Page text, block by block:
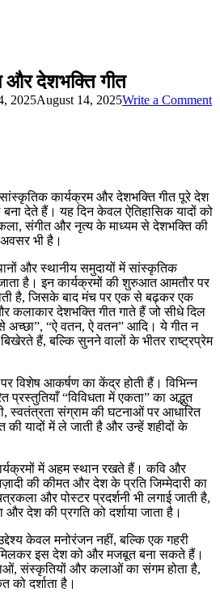
और देशभक्ति गीत
2025August 14, 2025Write a Comment
कार्यक्रम और देशभक्ति गीत पूरे देश
देते हैं। यह दिन केवल ऐतिहासिक यादों को
संगीत और नृत्य के माध्यम से देशभक्ति की
भी है।
और स्थानीय समुदायों में सांस्कृतिक
है। इन कार्यक्रमों की शुरुआत आमतौर पर
है, जिसके बाद मंच पर एक से बढ़कर एक
और कलाकार देशभक्ति गीत गाते हैं जो सीधे दिल
अच्छा”, “ऐ वतन, ऐ वतन” आदि। ये गीत न
हैं, बल्कि सुनने वालों के भीतर राष्ट्रप्रेम
विशेष आकर्षण का केंद्र होती हैं। विभिन्न
प्रस्तुतियाँ “विविधता में एकता” का अद्भुत
स्वतंत्रता संग्राम की घटनाओं पर आधारित
की यादों में ले जाती है और उन्हें शहीदों के
में अहम स्थान रखते हैं। कवि और
की कीमत और देश के प्रति जिम्मेदारी का
और पोस्टर प्रदर्शनी भी लगाई जाती है,
और देश की प्रगति को दर्शाया जाता है।
केवल मनोरंजन नहीं, बल्कि एक गहरी
इस देश को और मजबूत बना सकते हैं।
संस्कृतियों और कलाओं का संगम होता है,
को दर्शाता है।